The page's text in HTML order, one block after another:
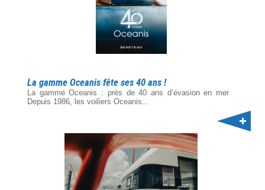
La gamme Oceanis fête ses 40 ans !
La gamme Oceanis : près de 40 ans d’évasion en mer
Depuis 1986, les voiliers Oceanis...